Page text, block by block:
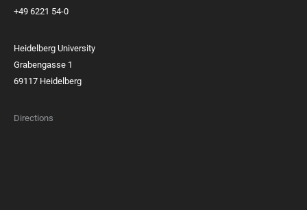
+49 6221 54-0
Heidelberg University
Grabengasse 1
69117 Heidelberg
Directions